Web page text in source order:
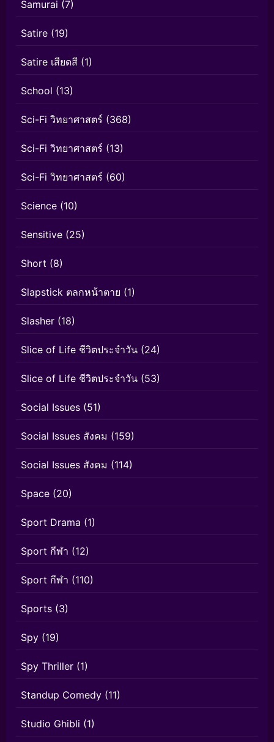
Samurai (7)
Satire (19)
Satire เสียดสี (1)
School (13)
Sci-Fi วิทยาศาสตร์ (368)
Sci-Fi วิทยาศาสตร์ (13)
Sci-Fi วิทยาศาสตร์ (60)
Science (10)
Sensitive (25)
Short (8)
Slapstick ตลกหน้าตาย (1)
Slasher (18)
Slice of Life ชีวิตประจำวัน (24)
Slice of Life ชีวิตประจำวัน (53)
Social Issues (51)
Social Issues สังคม (159)
Social Issues สังคม (114)
Space (20)
Sport Drama (1)
Sport กีฬา (12)
Sport กีฬา (110)
Sports (3)
Spy (19)
Spy Thriller (1)
Standup Comedy (11)
Studio Ghibli (1)